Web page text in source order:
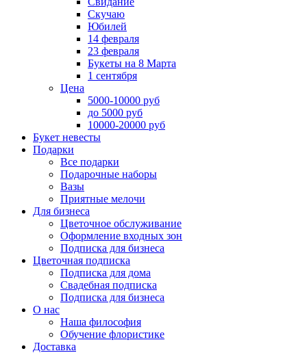
Скучаю
Юбилей
14 февраля
23 февраля
Букеты на 8 Марта
1 сентября
Цена
5000-10000 руб
до 5000 руб
10000-20000 руб
Букет невесты
Подарки
Все подарки
Подарочные наборы
Вазы
Приятные мелочи
Для бизнеса
Цветочное обслуживание
Оформление входных зон
Подписка для бизнеса
Цветочная подписка
Подписка для дома
Свадебная подписка
Подписка для бизнеса
О нас
Наша философия
Обучение флористике
Доставка